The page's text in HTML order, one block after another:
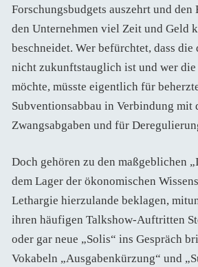
Forschungsbudgets auszehrt und
den Unternehmen viel Zeit und Geld
beschneidet. Wer befürchtet, dass
nicht zukunftstauglich ist und wer
möchte, müsste eigentlich für
Subventionsabbau in Verbindung mit
Zwangsabgaben und für
Doch gehören zu den maßgeblichen
dem Lager der ökonomischen
Lethargie hierzulande beklagen,
ihren häufigen Talkshow-Auftritten
oder gar neue „Solis“ ins Gespräch
Vokabeln „Ausgabenkürzung“ und